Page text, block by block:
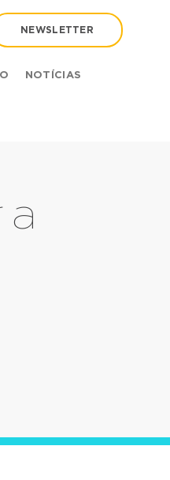
NEWSLETTER
NOTÍCIAS
a